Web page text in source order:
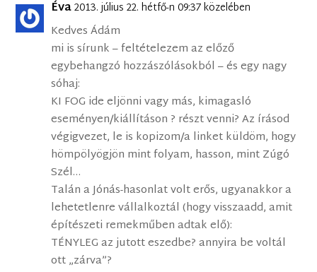
Éva2013. július 22. hétfő-n 09:37 közelében
Kedves Ádám
mi is sírunk – feltételezem az előző
egybehangzó hozzászólásokból – és egy nagy
sóhaj:
KI FOG ide eljönni vagy más, kimagasló
eseményen/kiállításon ? részt venni? Az írásod
végigvezet, le is kopizom/a linket küldöm, hogy
hömpölyögjön mint folyam, hasson, mint Zúgó
Szél…
Talán a Jónás-hasonlat volt erős, ugyanakkor a
lehetetlenre vállalkoztál (hogy visszaadd, amit
építészeti remekműben adtak elő):
TÉNYLEG az jutott eszedbe? annyira be voltál
ott „zárva”?